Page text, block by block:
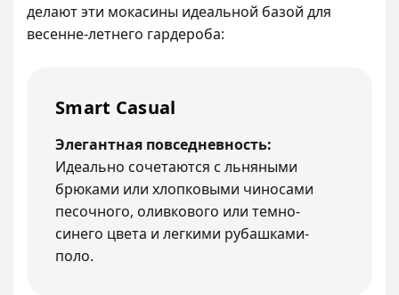
делают эти мокасины идеальной базой для
весенне-летнего гардероба:
Smart Casual
Элегантная повседневность:
Идеально сочетаются с льняными
брюками или хлопковыми чиносами
песочного, оливкового или темно-
синего цвета и легкими рубашками-
поло.